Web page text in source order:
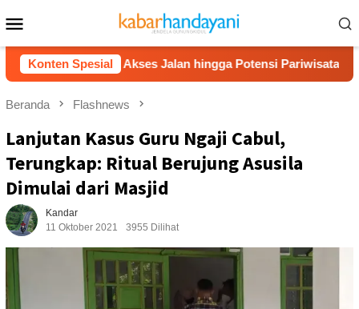
ke
kontenMobile
Konten Spesial
Bahas Akses Jalan hingga Potensi Pariwisata Film
Beranda Flashnews
Lanjutan Kasus Guru Ngaji Cabul,
Terungkap: Ritual Berujung Asusila
Dimulai dari Masjid
Kandar
11 Oktober 2021
3955 Dilihat